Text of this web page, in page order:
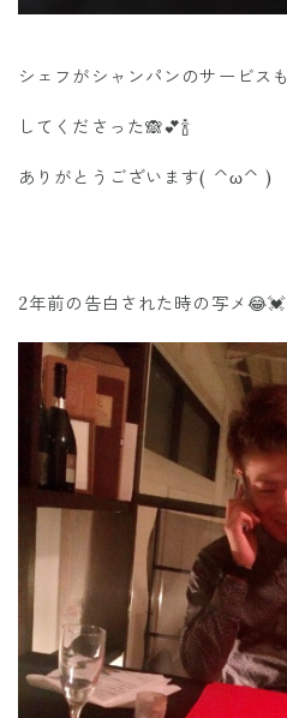
シェフがシャンパンのサービスも
してくださった🙈💕🍾
ありがとうございます( ^ω^ )
2年前の告白された時の写メ😂💓